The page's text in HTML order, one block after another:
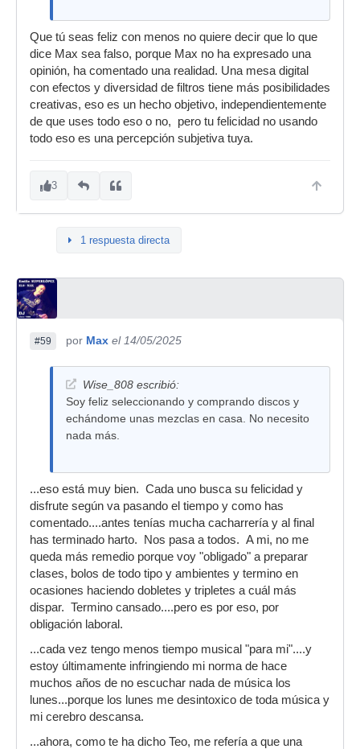
Que tú seas feliz con menos no quiere decir que lo que
dice Max sea falso, porque Max no ha expresado una
opinión, ha comentado una realidad. Una mesa digital
con efectos y diversidad de filtros tiene más posibilidades
creativas, eso es un hecho objetivo, independientemente
de que uses todo eso o no, pero tu felicidad no usando
todo eso es una percepción subjetiva tuya.
3
1 respuesta directa
#59 por Max el 14/05/2025
Wise_808 escribió:
Soy feliz seleccionando y comprando discos y
echándome unas mezclas en casa. No necesito
nada más.
...eso está muy bien. Cada uno busca su felicidad y
disfrute según va pasando el tiempo y como has
comentado....antes tenías mucha cacharrería y al final
has terminado harto. Nos pasa a todos. A mi, no me
queda más remedio porque voy "obligado" a preparar
clases, bolos de todo tipo y ambientes y termino en
ocasiones haciendo dobletes y tripletes a cuál más
dispar. Termino cansado....pero es por eso, por
obligación laboral.
...cada vez tengo menos tiempo musical "para mi"....y
estoy últimamente infringiendo mi norma de hace
muchos años de no escuchar nada de música los
lunes...porque los lunes me desintoxico de toda música y
mi cerebro descansa.
...ahora, como te ha dicho Teo, me refería a que una